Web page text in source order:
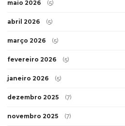
maio 2026 (5)
abril 2026 (5)
março 2026 (5)
fevereiro 2026 (5)
janeiro 2026 (5)
dezembro 2025 (7)
novembro 2025 (7)